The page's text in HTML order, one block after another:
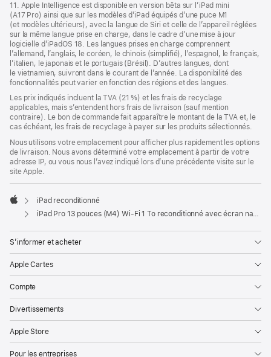
11. Apple Intelligence est disponible en version bêta sur l’iPad mini
(A17 Pro) ainsi que sur les modèles d’iPad équipés d’une puce M1
(et modèles ultérieurs), avec la langue de Siri et celle de l’appareil réglées
sur la même langue prise en charge, dans le cadre d’une mise à jour
logicielle d’iPadOS 18. Les langues prises en charge comprennent
l’allemand, l’anglais, le coréen, le chinois (simplifié), l’espagnol, le français,
l’italien, le japonais et le portugais (Brésil). D’autres langues, dont
le vietnamien, suivront dans le courant de l’année. La disponibilité des
fonctionnalités peut varier en fonction des régions et des langues.
Les prix indiqués incluent la TVA (21 %) et les frais de recyclage
applicables, mais s’entendent hors frais de livraison (sauf mention
contraire). Le bon de commande fait apparaître le montant de la TVA et, le
cas échéant, les frais de recyclage à payer sur les produits sélectionnés.
Nous utilisons votre emplacement pour afficher plus rapidement les options
de livraison. Nous avons déterminé votre emplacement à partir de votre
adresse IP, ou vous nous l’avez indiqué lors d’une précédente visite sur le
site Apple.
Apple
iPad reconditionné
iPad Pro 13 pouces (M4) Wi‑Fi 1 To reconditionné avec écran nano-texturé - Noir sidéral
S’informer et acheter
Apple Cartes
Compte
Divertissements
Apple Store
Pour les entreprises